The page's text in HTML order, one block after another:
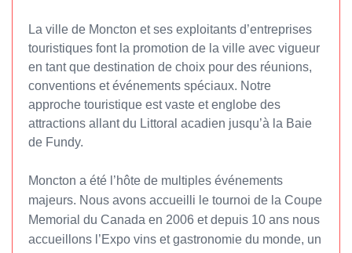
La ville de Moncton et ses exploitants d’entreprises
touristiques font la promotion de la ville avec vigueur
en tant que destination de choix pour des réunions,
conventions et événements spéciaux. Notre
approche touristique est vaste et englobe des
attractions allant du Littoral acadien jusqu’à la Baie
de Fundy.
Moncton a été l’hôte de multiples événements
majeurs. Nous avons accueilli le tournoi de la Coupe
Memorial du Canada en 2006 et depuis 10 ans nous
accueillons l’Expo vins et gastronomie du monde, un